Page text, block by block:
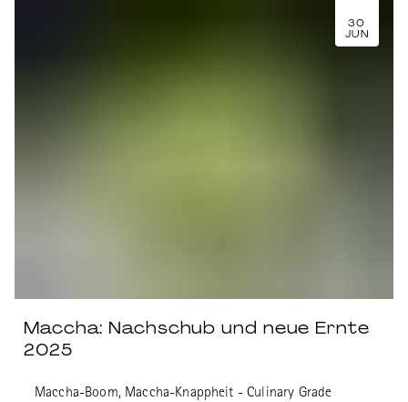
30
JUN
Maccha: Nachschub und neue Ernte
2025
Maccha-Boom, Maccha-Knappheit - Culinary Grade